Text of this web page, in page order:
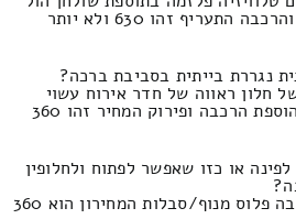
מרכזי בזיווג לבצע פירוק והרכבה התעריף זהו 630 ולא יותר
נגררת בייתית בסביבת ברכה?
חלון ראווה של חדר אירוח עשוי
זכוכית או עצים או גבס בהוספת הרכבה ופירוק המחיר זהו 360
או כזו שאפשר לפתוח ולחלופין
מחירי הובלת מערכת הישיבה פלוס מנוף/סבלות המחירון הוא 360